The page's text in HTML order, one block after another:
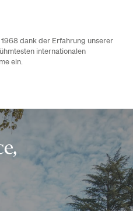
dank der Erfahrung unserer
internationalen
ein.